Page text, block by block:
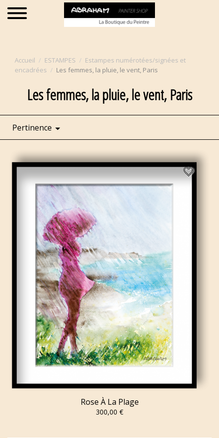
Accueil ESTAMPES
Estampes numérotées/signées et
encadrées
Les femmes, la pluie, le vent, Paris
Les femmes, la pluie, le vent, Paris
Pertinence 
Rose À La Plage
300,00 €
favorite_border